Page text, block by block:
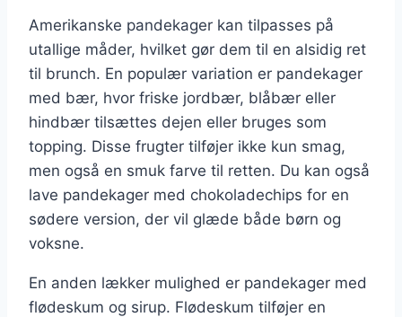
Amerikanske pandekager kan tilpasses på
utallige måder, hvilket gør dem til en alsidig ret
til brunch. En populær variation er pandekager
med bær, hvor friske jordbær, blåbær eller
hindbær tilsættes dejen eller bruges som
topping. Disse frugter tilføjer ikke kun smag,
men også en smuk farve til retten. Du kan også
lave pandekager med chokoladechips for en
sødere version, der vil glæde både børn og
voksne.
En anden lækker mulighed er pandekager med
flødeskum og sirup. Flødeskum tilføjer en